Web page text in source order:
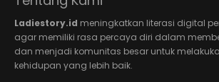
Ladiestory.id meningkatkan literasi digital
agar memiliki rasa percaya diri dalam
dan menjadi komunitas besar untuk
kehidupan yang lebih baik.